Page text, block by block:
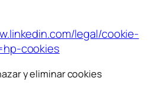
legal/cookie-
cookies
y eliminar cookies